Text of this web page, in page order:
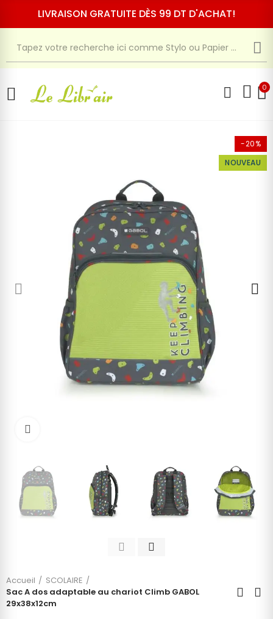
LIVRAISON GRATUITE DÈS 99 DT D'ACHAT!
0
-20%
NOUVEAU
Accueil
SCOLAIRE
Sac A dos adaptable au chariot Climb GABOL
29x38x12cm